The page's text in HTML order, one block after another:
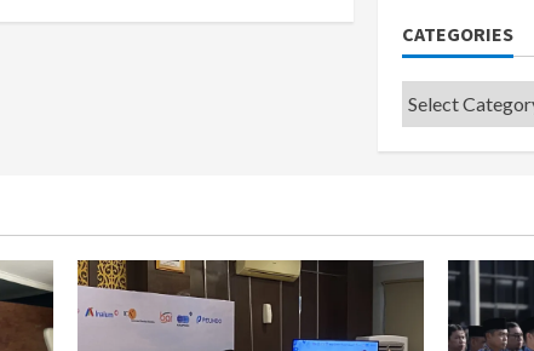
CATEGORIES
Categories